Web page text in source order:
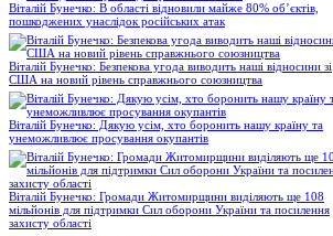
Віталій Бунечко: В області відновили майже 80% об’єктів,
пошкоджених унаслідок російських атак
Віталій Бунечко: Безпекова угода виводить наші відносини зі
США на новий рівень справжнього союзництва
Віталій Бунечко: Дякую усім, хто боронить нашу країну та
унеможливлює просування окупантів
Віталій Бунечко: Громади Житомирщини виділяють ще 108
мільйонів для підтримки Сил оборони України та посилення
захисту області